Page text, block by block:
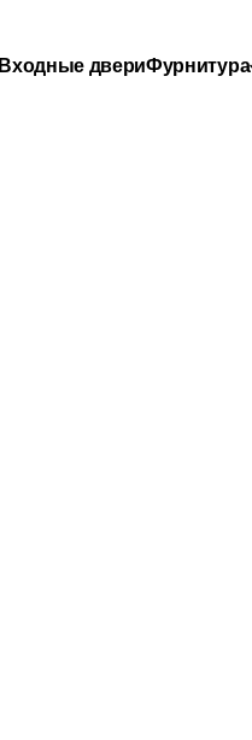
Входные двериФурнитура